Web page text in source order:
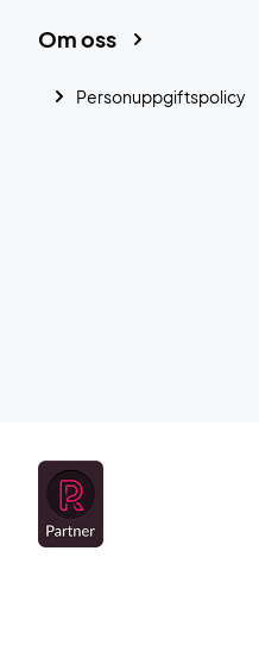
Om oss
Personuppgiftspolicy